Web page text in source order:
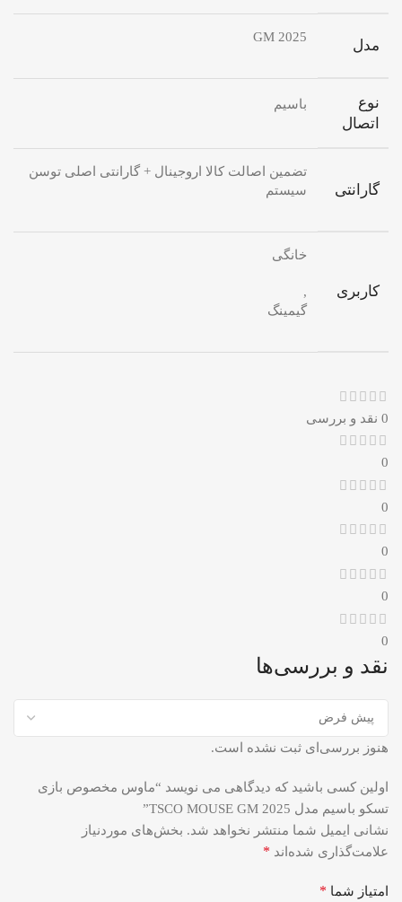
مدل GM 2025
نوع
اتصال
باسیم
گارانتی
تضمین اصالت کالا اروجینال + گارانتی اصلی توسن
سیستم
کاربری
خانگی
,
گیمینگ
0 نقد و بررسی
0
0
0
0
0
نقد و بررسی‌ها
هنوز بررسی‌ای ثبت نشده است.
اولین کسی باشید که دیدگاهی می نویسد “ماوس مخصوص بازی
تسکو باسیم مدل TSCO MOUSE GM 2025”
نشانی ایمیل شما منتشر نخواهد شد. بخش‌های موردنیاز
علامت‌گذاری شده‌اند *
امتیاز شما *